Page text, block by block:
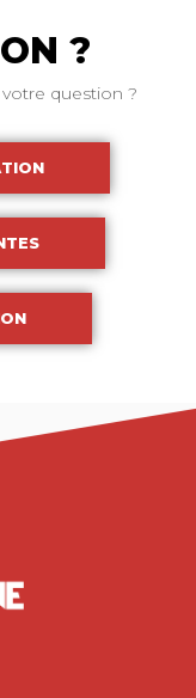
?
question ?